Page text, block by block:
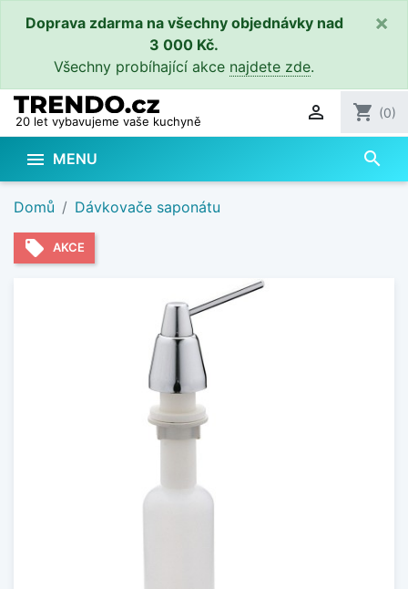
Doprava zdarma na všechny objednávky nad
3 000 Kč.
Všechny probíhající akce najdete zde.
×
20 let vybavujeme vaše kuchyně  shopping_cart (0)
 MENU search
Domů Dávkovače saponátu
local_offer AKCE